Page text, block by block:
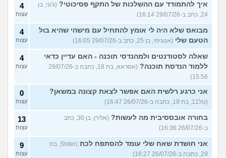
איך להתמודד עם ההשלכות של התקף פסיכוטי? (ג'וני, בן
24, כתב ב-29/07/26 16:14)
4
עצות
מבואס שלא היה לי אומץ להתחיל עם מישהי שהיא בול
הטעם שלי (אנונימי, בן 25, כתב ב-29/07/26 16:05)
4
עצות
שאלה לסטודנטים ולמהנדסי תוכנה - האם עדיין כדאי
ללמוד הנדסת תוכנה?
(אסראא, בת 18, כתבה ב-29/07/26
15:56)
4
עצות
אני כרגע רלשית האם אפשר לצאת קצונה במשאן?
(טל11, בת 19, כתבה ב-26/07/26 16:47)
0
עצות
בחורה אובססיבית מה לעשות?
(אלירן, בן 30, כתב
ב-26/07/26 16:36)
13
עצות
אני חושדת שאח שלי עומד להסתפח לכת
(Sister, בת
29, כתבה ב-26/07/26 16:27)
9
עצות